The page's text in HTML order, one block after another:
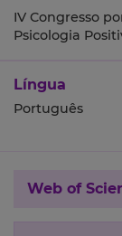
IV Congresso
Psicologia
Língua
Português
Web of